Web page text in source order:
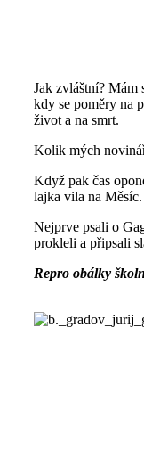
Jak zvláštní? Mám
kdy se poměry na
život a na smrt.
Kolik mých
Když pak čas
lajka vila na
Nejprve psali o
prokleli a připsali
Repro obálky